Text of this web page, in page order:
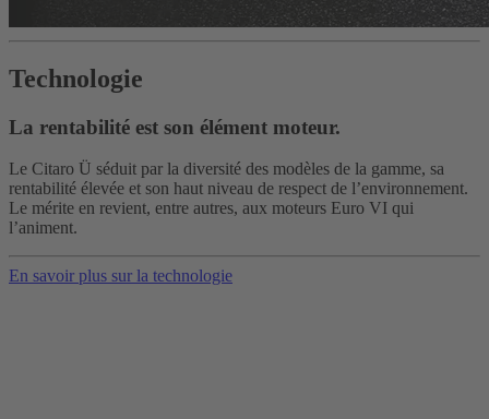
Technologie
La rentabilité est son élément moteur.
Le Citaro Ü séduit par la diversité des modèles de la gamme, sa
rentabilité élevée et son haut niveau de respect de l’environnement.
Le mérite en revient, entre autres, aux moteurs Euro VI qui
l’animent.
En savoir plus sur la technologie